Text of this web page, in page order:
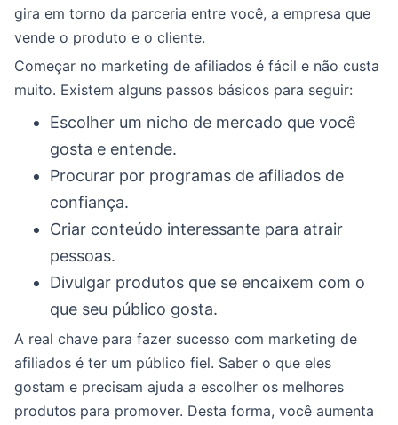
gira em torno da parceria entre você, a empresa que
vende o produto e o cliente.
Começar no marketing de afiliados é fácil e não custa
muito. Existem alguns passos básicos para seguir:
Escolher um nicho de mercado que você
gosta e entende.
Procurar por programas de afiliados de
confiança.
Criar conteúdo interessante para atrair
pessoas.
Divulgar produtos que se encaixem com o
que seu público gosta.
A real chave para fazer sucesso com marketing de
afiliados é ter um público fiel. Saber o que eles
gostam e precisam ajuda a escolher os melhores
produtos para promover. Desta forma, você aumenta